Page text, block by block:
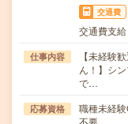
交通費
交通費支給
仕事内容
【未経験
ん！】シ
で…
応募資格
職種未経
不要